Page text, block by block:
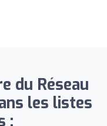
du Réseau
les listes
: